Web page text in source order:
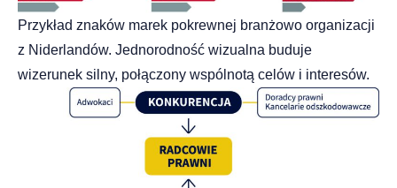
Przykład znaków marek pokrewnej branżowo organizacji
z Niderlandów. Jednorodność wizualna buduje
wizerunek silny, połączony wspólnotą celów i interesów.